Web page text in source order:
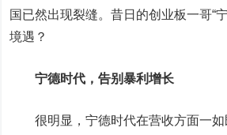
国已然出现裂缝。昔日的创业板一哥“
境遇？
宁德时代，告别暴利增长
很明显，宁德时代在营收方面一如